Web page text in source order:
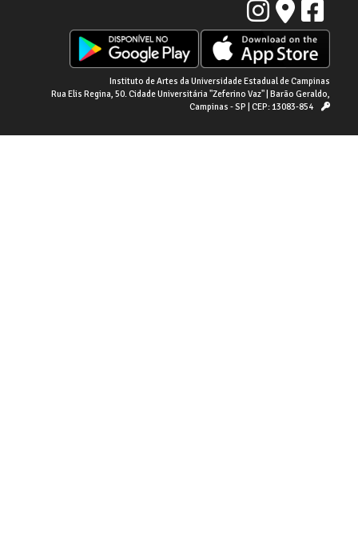
Instituto de Artes da Universidade Estadual de Campinas
Rua Elis Regina, 50. Cidade Universitária "Zeferino Vaz" | Barão Geraldo,
Campinas - SP | CEP: 13083-854